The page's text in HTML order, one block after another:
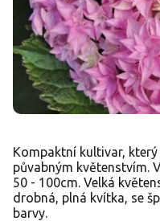
Kompaktní kultivar,
půvabným květenstvím.
50 - 100cm. Velká
drobná, plná kvítka, se
barvy.